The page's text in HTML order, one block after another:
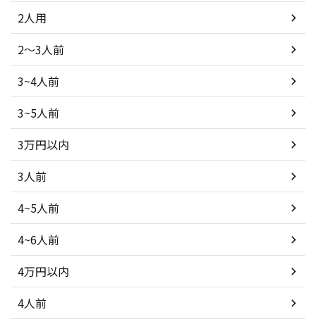
2人用
2～3人前
3~4人前
3~5人前
3万円以内
3人前
4~5人前
4~6人前
4万円以内
4人前